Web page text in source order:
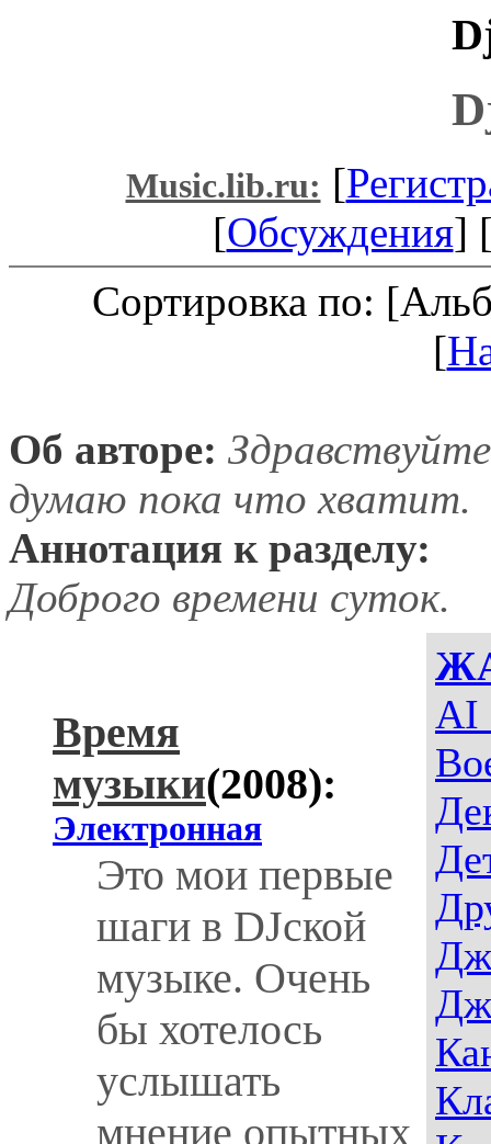
Music.lib.ru: [
[Обсуждения]
Сортировка по:
[
Об авторе:
думаю пока что хватит.
Аннотация к разделу:
Доброго времени суток.
AI
Время
музыки(2008):
Электронная
Это мои первые
шаги в DJской
музыке. Очень
бы хотелось
услышать
мнение опытных